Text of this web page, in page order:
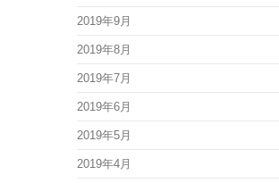
2019年9月
2019年8月
2019年7月
2019年6月
2019年5月
2019年4月